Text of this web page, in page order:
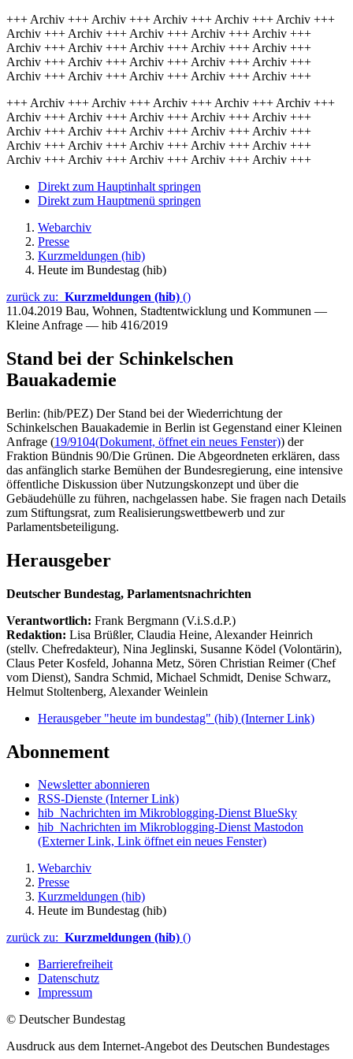
+++ Archiv +++ Archiv +++ Archiv +++ Archiv +++ Archiv +++
Archiv +++ Archiv +++ Archiv +++ Archiv +++ Archiv +++
Archiv +++ Archiv +++ Archiv +++ Archiv +++ Archiv +++
Archiv +++ Archiv +++ Archiv +++ Archiv +++ Archiv +++
Archiv +++ Archiv +++ Archiv +++ Archiv +++ Archiv +++
+++ Archiv +++ Archiv +++ Archiv +++ Archiv +++ Archiv +++
Archiv +++ Archiv +++ Archiv +++ Archiv +++ Archiv +++
Archiv +++ Archiv +++ Archiv +++ Archiv +++ Archiv +++
Archiv +++ Archiv +++ Archiv +++ Archiv +++ Archiv +++
Archiv +++ Archiv +++ Archiv +++ Archiv +++ Archiv +++
Direkt zum Hauptinhalt springen
Direkt zum Hauptmenü springen
Webarchiv
Presse
Kurzmeldungen (hib)
Heute im Bundestag (hib)
zurück zu: Kurzmeldungen (hib) ()
11.04.2019 Bau, Wohnen, Stadtentwicklung und Kommunen —
Kleine Anfrage — hib 416/2019
Stand bei der Schinkelschen
Bauakademie
Berlin: (hib/PEZ) Der Stand bei der Wiederrichtung der
Schinkelschen Bauakademie in Berlin ist Gegenstand einer Kleinen
Anfrage (19/9104(Dokument, öffnet ein neues Fenster)) der
Fraktion Bündnis 90/Die Grünen. Die Abgeordneten erklären, dass
das anfänglich starke Bemühen der Bundesregierung, eine intensive
öffentliche Diskussion über Nutzungskonzept und über die
Gebäudehülle zu führen, nachgelassen habe. Sie fragen nach Details
zum Stiftungsrat, zum Realisierungswettbewerb und zur
Parlamentsbeteiligung.
Herausgeber
Deutscher Bundestag, Parlamentsnachrichten
Verantwortlich: Frank Bergmann (V.i.S.d.P.)
Redaktion: Lisa Brüßler, Claudia Heine, Alexander Heinrich
(stellv. Chefredakteur), Nina Jeglinski, Susanne Ködel (Volontärin),
Claus Peter Kosfeld, Johanna Metz, Sören Christian Reimer (Chef
vom Dienst), Sandra Schmid, Michael Schmidt, Denise Schwarz,
Helmut Stoltenberg, Alexander Weinlein
Herausgeber "heute im bundestag" (hib) (Interner Link)
Abonnement
Newsletter abonnieren
RSS-Dienste (Interner Link)
hib_Nachrichten im Mikroblogging-Dienst BlueSky
hib_Nachrichten im Mikroblogging-Dienst Mastodon
(Externer Link, Link öffnet ein neues Fenster)
Webarchiv
Presse
Kurzmeldungen (hib)
Heute im Bundestag (hib)
zurück zu: Kurzmeldungen (hib) ()
Barrierefreiheit
Datenschutz
Impressum
© Deutscher Bundestag
Ausdruck aus dem Internet-Angebot des Deutschen Bundestages